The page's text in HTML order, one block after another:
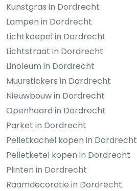
Kunstgras in Dordrecht
Lampen in Dordrecht
Lichtkoepel in Dordrecht
Lichtstraat in Dordrecht
Linoleum in Dordrecht
Muurstickers in Dordrecht
Nieuwbouw in Dordrecht
Openhaard in Dordrecht
Parket in Dordrecht
Pelletkachel kopen in Dordrecht
Pelletketel kopen in Dordrecht
Plinten in Dordrecht
Raamdecoratie in Dordrecht